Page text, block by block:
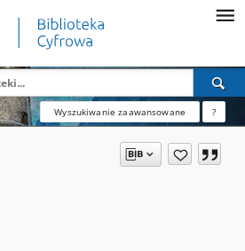
Wyszukiwanie zaawansowane ?